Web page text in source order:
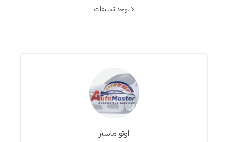
لا يوجد تعليقات
اوتو ماستر